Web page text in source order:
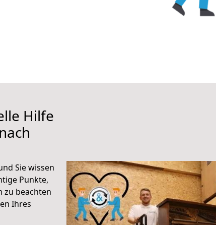
Hilfe
Sie wissen
Punkte,
zu beachten
Ihres